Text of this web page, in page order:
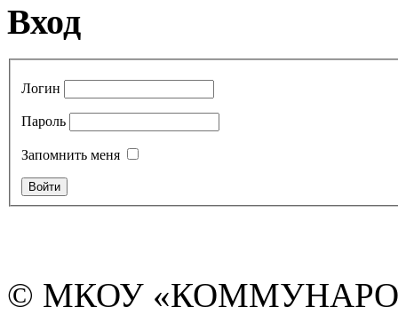
Вход
Логин
Пароль
Запомнить меня
© МКОУ